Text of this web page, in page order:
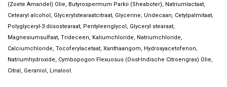
(Zoete Amandel) Olie, Butyrospermum Parkii (Sheaboter), Natriumlactaat,
Cetearyl alcohol, Glycerylstearaatcitraat, Glycerine, Undecaan, Cetylpalmitaat,
Polyglyceryl-3 diisostearaat, Pentyleenglycol, Glyceryl stearaat,
Magnesiumsulfaat, Trideceen, Kaliumchloride, Natriumchloride,
Calciumchloride, Tocoferylacetaat, Xanthaangom, Hydroxyacetofenon,
Natriumhydroxide, Cymbopogon Flexuosus (Oost-Indische Citroengras) Olie,
Citral, Geraniol, Linalool.